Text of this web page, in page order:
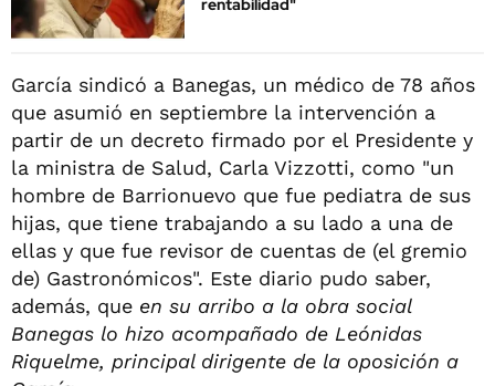
rentabilidad"
García sindicó a Banegas, un médico de 78 años
que asumió en septiembre la intervención a
partir de un decreto firmado por el Presidente y
la ministra de Salud, Carla Vizzotti, como "un
hombre de Barrionuevo que fue pediatra de sus
hijas, que tiene trabajando a su lado a una de
ellas y que fue revisor de cuentas de (el gremio
de) Gastronómicos". Este diario pudo saber,
además, que en su arribo a la obra social
Banegas lo hizo acompañado de Leónidas
Riquelme, principal dirigente de la oposición a